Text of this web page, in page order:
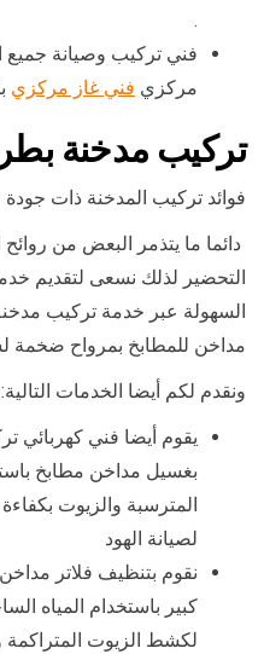
.
فني تركيب وصيانة جميع
مركزي فني غاز مركزي
تركيب مدخنة
فوائد تركيب المدخنة ذات جودة
دائما ما يتذمر البعض من
التحضير لذلك نسعى لتقديم
السهولة عبر خدمة تركيب
مداخن للمطابخ بمرواح ضخمة
ونقدم لكم أيضا الخدمات التالية:
يقوم أيضا فني كهربائي
بغسيل مداخن مطابخ
المترسبة والزيوت
لصيانة الهود
نقوم بتنظيف فلاتر
كبير باستخدام المياه
لكشط الزيوت